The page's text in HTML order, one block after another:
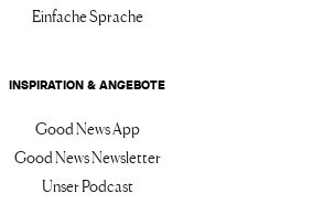
Einfache Sprache
INSPIRATION & ANGEBOTE
Good News App
Good News Newsletter
Unser Podcast